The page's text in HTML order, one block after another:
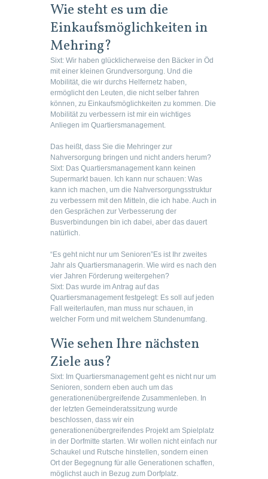
Wie steht es um die
Einkaufsmöglichkeiten in
Mehring?
Sixt: Wir haben glücklicherweise den Bäcker in Öd
mit einer kleinen Grundversorgung. Und die
Mobilität, die wir durchs Helfernetz haben,
ermöglicht den Leuten, die nicht selber fahren
können, zu Einkaufsmöglichkeiten zu kommen. Die
Mobilität zu verbessern ist mir ein wichtiges
Anliegen im Quartiersmanagement.
Das heißt, dass Sie die Mehringer zur
Nahversorgung bringen und nicht anders herum?
Sixt: Das Quartiersmanagement kann keinen
Supermarkt bauen. Ich kann nur schauen: Was
kann ich machen, um die Nahversorgungsstruktur
zu verbessern mit den Mitteln, die ich habe. Auch in
den Gesprächen zur Verbesserung der
Busverbindungen bin ich dabei, aber das dauert
natürlich.
“Es geht nicht nur um Senioren”Es ist Ihr zweites
Jahr als Quartiersmanagerin. Wie wird es nach den
vier Jahren Förderung weitergehen?
Sixt: Das wurde im Antrag auf das
Quartiersmanagement festgelegt: Es soll auf jeden
Fall weiterlaufen, man muss nur schauen, in
welcher Form und mit welchem Stundenumfang.
Wie sehen Ihre nächsten
Ziele aus?
Sixt: Im Quartiersmanagement geht es nicht nur um
Senioren, sondern eben auch um das
generationenübergreifende Zusammenleben. In
der letzten Gemeinderatssitzung wurde
beschlossen, dass wir ein
generationenübergreifendes Projekt am Spielplatz
in der Dorfmitte starten. Wir wollen nicht einfach nur
Schaukel und Rutsche hinstellen, sondern einen
Ort der Begegnung für alle Generationen schaffen,
möglichst auch in Bezug zum Dorfplatz.